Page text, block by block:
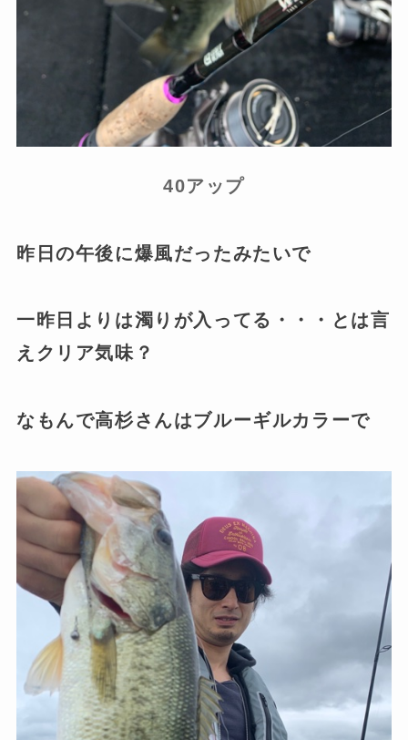
40アップ
昨日の午後に爆風だったみたいで
一昨日よりは濁りが入ってる・・・とは言
えクリア気味？
なもんで高杉さんはブルーギルカラーで